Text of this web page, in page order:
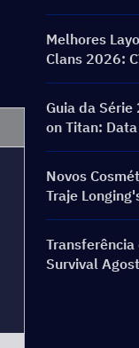
Melhores
Clans 2026:
Farming e
Guia da
on Titan:
Novos
Traje
Silent Voice:
Survival